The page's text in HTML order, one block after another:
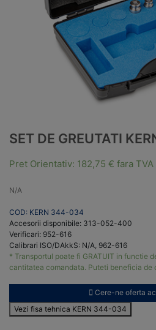
SET DE GREUTATI
Pret Orientativ: 182,75 € fara TVA
N/A
COD: KERN 344-034
Accesorii disponibile: 313-052-400
Verificari: 952-616
Calibrari ISO/DAkkS: N/A, 962-616
* Transportul poate fi GRATUIT in functie
cantitatea comandata. Puteti beneficia de
Cere-ne oferta
Vezi fisa tehnica KERN 344-034